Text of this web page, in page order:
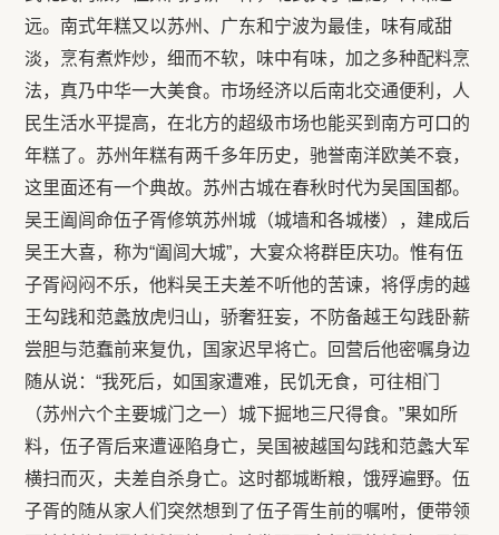
远。南式年糕又以苏州、广东和宁波为最佳，味有咸甜
淡，烹有煮炸炒，细而不软，味中有味，加之多种配料烹
法，真乃中华一大美食。市场经济以后南北交通便利，人
民生活水平提高，在北方的超级市场也能买到南方可口的
年糕了。苏州年糕有两千多年历史，驰誉南洋欧美不衰，
这里面还有一个典故。苏州古城在春秋时代为吴国国都。
吴王阖闾命伍子胥修筑苏州城（城墙和各城楼），建成后
吴王大喜，称为“阖闾大城”，大宴众将群臣庆功。惟有伍
子胥闷闷不乐，他料吴王夫差不听他的苦谏，将俘虏的越
王勾践和范蠡放虎归山，骄奢狂妄，不防备越王勾践卧薪
尝胆与范蠢前来复仇，国家迟早将亡。回营后他密嘱身边
随从说：“我死后，如国家遭难，民饥无食，可往相门
（苏州六个主要城门之一）城下掘地三尺得食。”果如所
料，伍子胥后来遭诬陷身亡，吴国被越国勾践和范蠡大军
横扫而灭，夫差自杀身亡。这时都城断粮，饿殍遍野。伍
子胥的随从家人们突然想到了伍子胥生前的嘱咐，便带领